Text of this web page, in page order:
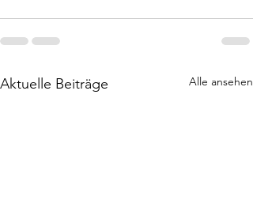
Aktuelle Beiträge Alle ansehen